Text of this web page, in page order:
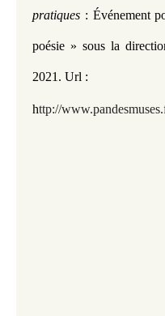
pratiques : Événement
poésie » sous la
2021. Url :
http://